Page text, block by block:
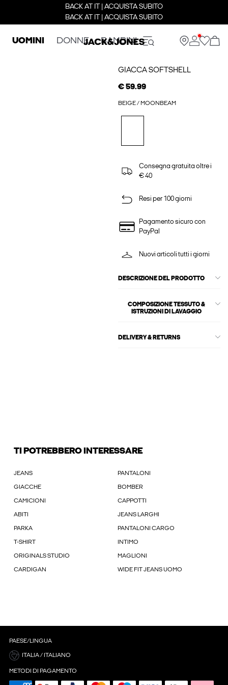
BACK AT IT | ACQUISTA SUBITO
BACK AT IT | ACQUISTA SUBITO
UOMINI DONNE BAMBINI
GIACCA SOFTSHELL
€ 59.99
BEIGE / MOONBEAM
Consegna gratuita oltre i
€ 40
Resi per 100 giorni
Pagamento sicuro con
PayPal
Nuovi articoli tutti i giorni
DESCRIZIONE DEL PRODOTTO
COMPOSIZIONE TESSUTO &
ISTRUZIONI DI LAVAGGIO
DELIVERY & RETURNS
TI POTREBBERO INTERESSARE
JEANS PANTALONI
GIACCHE BOMBER
CAMICIONI CAPPOTTI
ABITI JEANS LARGHI
PARKA PANTALONI CARGO
T-SHIRT INTIMO
ORIGINALS STUDIO MAGLIONI
CARDIGAN WIDE FIT JEANS UOMO
PAESE/LINGUA
ITALIA / ITALIANO
METODI DI PAGAMENTO